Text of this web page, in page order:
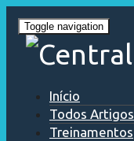
Toggle navigation
Início
Todos Artigos
Treinamentos